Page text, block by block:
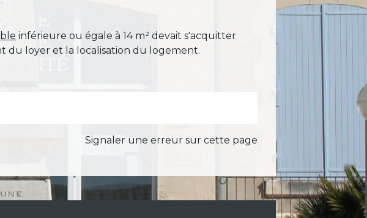
inférieure ou égale à 14 m² devait s'acquitter
du loyer et la localisation du logement.
Signaler une erreur sur cette page